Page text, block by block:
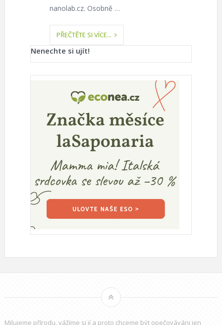
nanolab.cz. Osobně …
PŘEČTĚTE SI VÍCE...
Nenechte si ujít!
Milujeme přírodu, vážíme si jí a proto chceme být opečováváni jen